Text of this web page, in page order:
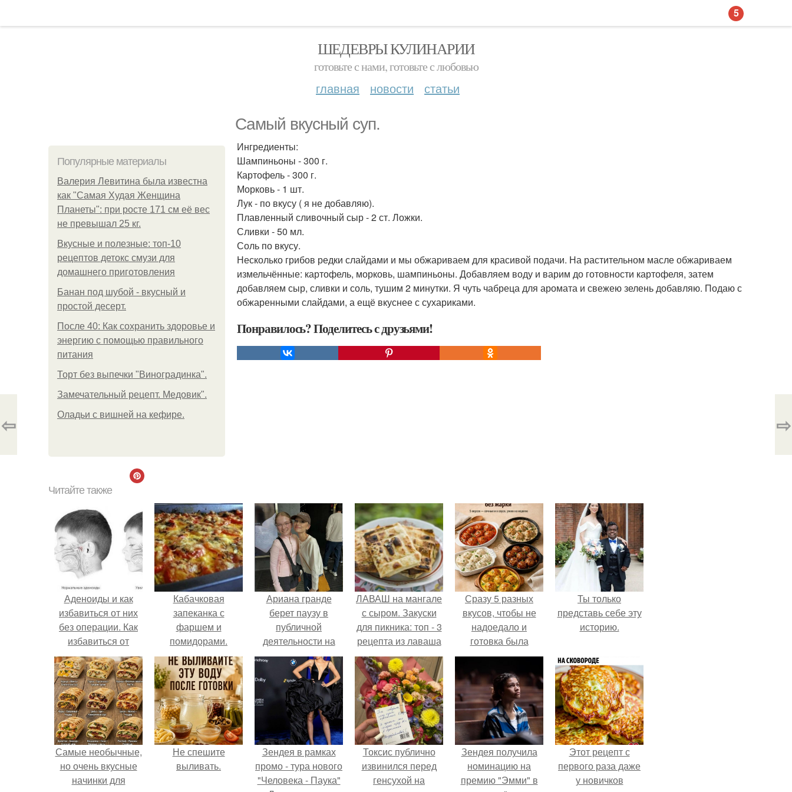
ШЕДЕВРЫ КУЛИНАРИИ
готовьте с нами, готовьте с любовью
главная новости статьи
Самый вкусный суп.
Популярные материалы
Валерия Левитина была известна
как "Самая Худая Женщина
Планеты": при росте 171 см её вес
не превышал 25 кг.
Вкусные и полезные: топ-10
рецептов детокс смузи для
домашнего приготовления
Банан под шубой - вкусный и
простой десерт.
После 40: Как сохранить здоровье и
энергию с помощью правильного
питания
Торт без выпечки "Виноградинка".
Замечательный рецепт. Медовик".
Оладьи с вишней на кефире.
Ингредиенты:
Шампиньоны - 300 г.
Картофель - 300 г.
Морковь - 1 шт.
Лук - по вкусу ( я не добавляю).
Плавленный сливочный сыр - 2 ст. Ложки.
Сливки - 50 мл.
Соль по вкусу.
Несколько грибов редки слайдами и мы обжариваем для красивой подачи. На растительном масле обжариваем
измельчённые: картофель, морковь, шампиньоны. Добавляем воду и варим до готовности картофеля, затем
добавляем сыр, сливки и соль, тушим 2 минутки. Я чуть чабреца для аромата и свежею зелень добавляю. Подаю с
обжаренными слайдами, а ещё вкуснее с сухариками.
Понравилось? Поделитесь с друзьями!
⇦ ⇨
Читайте также
Аденоиды и как
избавиться от них
без операции. Как
избавиться от
аденоидов без
операции?
Кабачковая
запеканка с
фаршем и
помидорами.
Ариана гранде
берет паузу в
публичной
деятельности на
фоне слухов о
своем здоровье.
ЛАВАШ на мангале
с сыром. Закуски
для пикника: топ - 3
рецепта из лаваша
на мангале на
любой вкус.
Сразу 5 разных
вкусов, чтобы не
надоедало и
готовка была
проще.
Ты только
представь себе эту
историю.
Самые необычные,
но очень вкусные
начинки для
Не спешите
выливать.
Зендея в рамках
промо - тура нового
"Человека - Паука"
Токсис публично
извинился перед
генсухой на
Зендея получила
номинацию на
премию "Эмми" в
Этот рецепт с
первого раза даже
у новичков
5